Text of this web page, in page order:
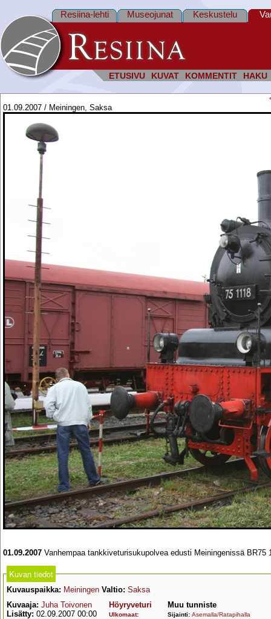
ETUSIVU KUVAT KOMMENTIT HAKU
Resiina-lehti Museojunat Keskustelu
01.09.2007 / Meiningen, Saksa
01.09.2007 Vanhempaa tankkiveturisukupolvea edusti Meiningenissä BR75
Kuvan tiedot
Kuvauspaikka: Meiningen Valtio: Saksa
Kuvaaja: Juha Toivonen
Lisätty: 02.09.2007 00:00
Höyryveturi
Ulkomaat:
Muu tunniste
Sijainti: Asemalla/Ratapihalla